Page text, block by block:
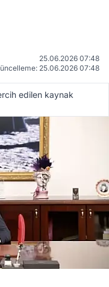
25.06.2026 07:48
25.06.2026 07:48
edilen kaynak